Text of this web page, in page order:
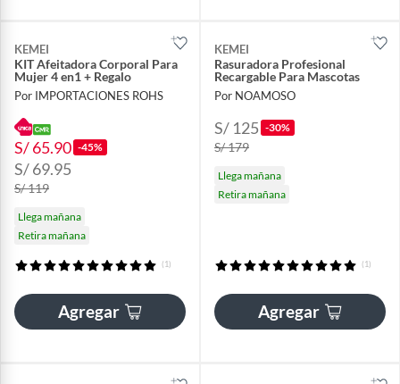
KEMEI
KIT Afeitadora Corporal Para
Mujer 4 en1 + Regalo
Por IMPORTACIONES ROHS
S/ 65.90 -45%
S/ 69.95
S/ 119
Llega mañana
Retira mañana
(1)
Agregar
KEMEI
Rasuradora Profesional
Recargable Para Mascotas
Por NOAMOSO
S/ 125 -30%
S/ 179
Llega mañana
Retira mañana
(1)
Agregar